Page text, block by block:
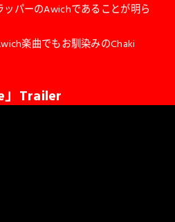
パーのAwichであることが明ら
楽曲でもお馴染みのChaki
Trailer